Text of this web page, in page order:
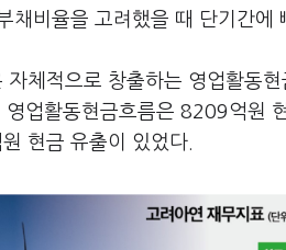
채비율을 고려했을 때 단기간에
자체적으로 창출하는 영업활동
업활동현금흐름은 8209억원
현금 유출이 있었다.